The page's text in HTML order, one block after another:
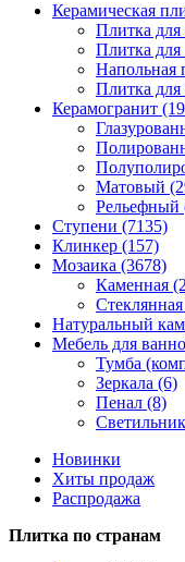
Керамическая
Плитка для
Плитка
Напольная
Плитка для
Керамогранит
Матовый
Рельефный
Ступени (7135)
Клинкер (157)
Мозаика (3678)
Каменная
Натуральный
Мебель для
Тумба
Зеркала (6)
Пенал (8)
Новинки
Хиты продаж
Распродажа
Плитка по странам